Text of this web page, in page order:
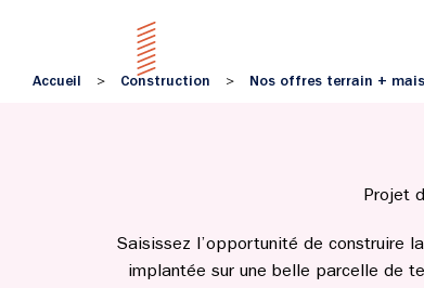
Accueil > Construction > Nos offres terrain +
Projet
Saisissez l’opportunité de construire
implantée sur une belle parcelle de